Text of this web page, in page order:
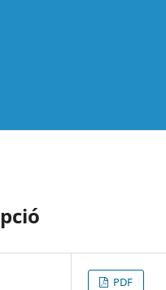
PDF